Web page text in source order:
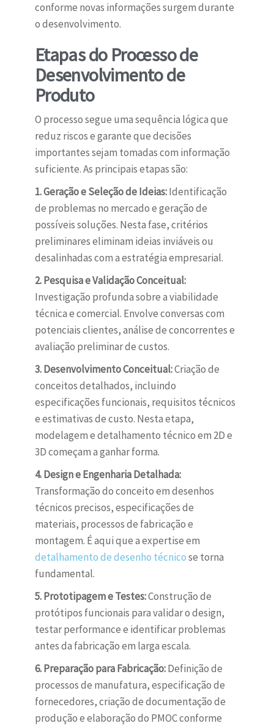
conforme novas informações surgem durante
o desenvolvimento.
Etapas do Processo de
Desenvolvimento de
Produto
O processo segue uma sequência lógica que
reduz riscos e garante que decisões
importantes sejam tomadas com informação
suficiente. As principais etapas são:
1. Geração e Seleção de Ideias:Identificação
de problemas no mercado e geração de
possíveis soluções. Nesta fase, critérios
preliminares eliminam ideias inviáveis ou
desalinhadas com a estratégia empresarial.
2. Pesquisa e Validação Conceitual:
Investigação profunda sobre a viabilidade
técnica e comercial. Envolve conversas com
potenciais clientes, análise de concorrentes e
avaliação preliminar de custos.
3. Desenvolvimento Conceitual:Criação de
conceitos detalhados, incluindo
especificações funcionais, requisitos técnicos
e estimativas de custo. Nesta etapa,
modelagem e detalhamento técnico em 2D e
3D começam a ganhar forma.
4. Design e Engenharia Detalhada:
Transformação do conceito em desenhos
técnicos precisos, especificações de
materiais, processos de fabricação e
montagem. É aqui que a expertise em
detalhamento de desenho técnicose torna
fundamental.
5. Prototipagem e Testes:Construção de
protótipos funcionais para validar o design,
testar performance e identificar problemas
antes da fabricação em larga escala.
6. Preparação para Fabricação:Definição de
processos de manufatura, especificação de
fornecedores, criação de documentação de
produção e elaboração do PMOC conforme